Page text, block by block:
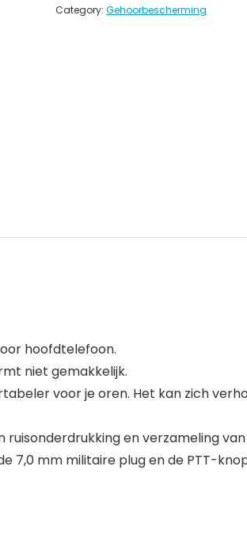
Category: Gehoorbescherming
hoofdtelefoon.
niet gemakkelijk.
voor je oren. Het kan zich
en verzameling
mm militaire plug en de PTT-